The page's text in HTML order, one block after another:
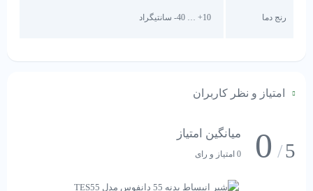
رنج دما 10+ … 40- سانتیگراد
امتیاز و نظر کاربران
5
/
0 میانگین امتیاز
0 امتیاز و رای